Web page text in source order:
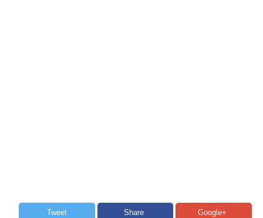
Tweet Share Google+